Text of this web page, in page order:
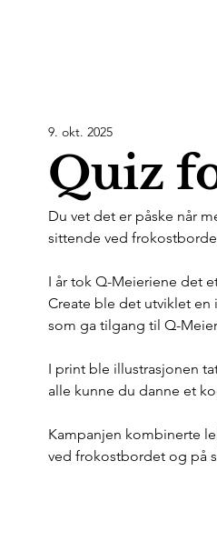
Quiz
9. okt. 2025
Du vet det er påske når
sittende ved
I år tok Q-Meieriene det
Create ble det utviklet
som ga tilgang til Q-
I print ble illustrasjonen
alle kunne du danne et
Kampanjen kombinerte
ved frokostbordet og på